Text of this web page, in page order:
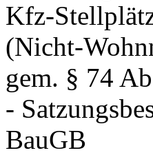
Kfz-
(Nicht-
gem. § 74
-
BauGB